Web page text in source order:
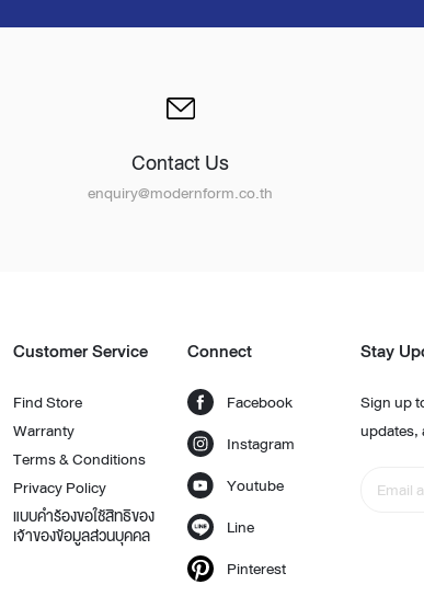
Contact Us
enquiry@modernform.co.th
Customer Service
Find Store
Warranty
Terms & Conditions
Privacy Policy
แบบคำร้องขอใช้สิทธิของ
เจ้าของข้อมูลส่วนบุคคล
Connect
Facebook
Instagram
Youtube
Line
Pinterest
Stay
Sign up
updates,